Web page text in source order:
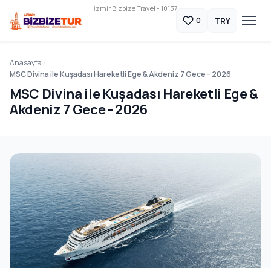
İzmir Bizbize Travel - 10137
0 TRY
Anasayfa
MSC Divina ile Kuşadası Hareketli Ege & Akdeniz 7 Gece - 2026
MSC Divina ile Kuşadası Hareketli Ege &
Akdeniz 7 Gece - 2026